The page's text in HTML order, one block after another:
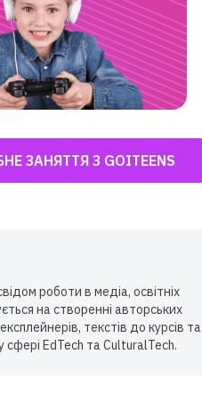
ЗАНЯТТЯ З GOITEENS
роботи в медіа, освітніх
на створенні авторських
текстів до курсів та
EdTech та CulturalTech.